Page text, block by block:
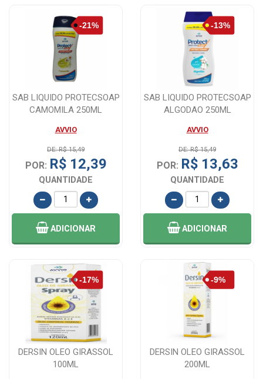
SAB LIQUIDO PROTECSOAP
CAMOMILA 250ML
AVVIO
DE: R$ 15,49
POR: R$ 12,39
QUANTIDADE
ADICIONAR
SAB LIQUIDO PROTECSOAP
ALGODAO 250ML
AVVIO
DE: R$ 15,49
POR: R$ 13,63
QUANTIDADE
ADICIONAR
DERSIN OLEO GIRASSOL
100ML
DERSIN OLEO GIRASSOL
200ML